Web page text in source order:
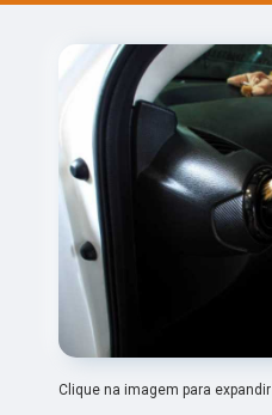
Clique na imagem para expandir